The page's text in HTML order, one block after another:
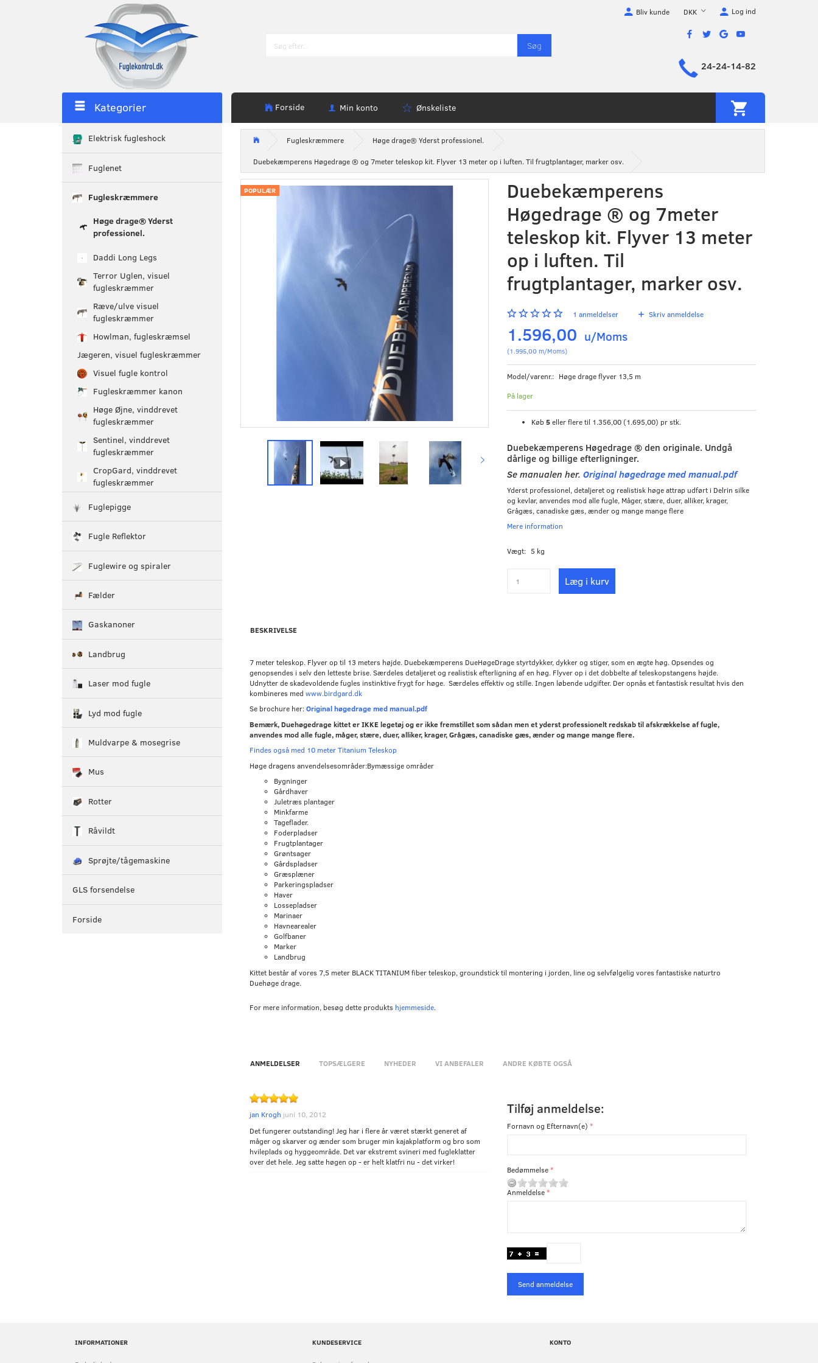
Søg
Log ind
DKK
Bliv kunde
24-24-14-82
Forside Min konto Ønskeliste
Kategorier
Elektrisk fugleshock
Fuglenet
Fugleskræmmere
Høge drage® Yderst
professionel.
Daddi Long Legs
Terror Uglen, visuel
fugleskræmmer
Ræve/ulve visuel
fugleskræmmer
Howlman, fugleskræmsel
Jægeren, visuel fugleskræmmer
Visuel fugle kontrol
Fugleskræmmer kanon
Høge Øjne, vinddrevet
fugleskræmmer
Sentinel, vinddrevet
fugleskræmmer
CropGard, vinddrevet
fugleskræmmer
Fuglepigge
Fugle Reflektor
Fuglewire og spiraler
Fælder
Gaskanoner
Landbrug
Laser mod fugle
Lyd mod fugle
Muldvarpe & mosegrise
Mus
Rotter
Råvildt
Sprøjte/tågemaskine
GLS forsendelse
Forside
Fugleskræmmere Høge drage® Yderst professionel.
Duebekæmperens Høgedrage ® og 7meter teleskop kit. Flyver 13 meter op i luften. Til frugtplantager, marker osv.
POPULÆR
Duebekæmperens
Høgedrage ® og 7meter
teleskop kit. Flyver 13 meter
op i luften. Til
frugtplantager, marker osv.
1 anmeldelser Skriv anmeldelse
1.596,00 u/Moms
(1.995,00 m/Moms)
Model/varenr.: Høge drage flyver 13,5 m
På lager
Køb5eller flere til 1.356,00 (1.695,00) pr stk.
Duebekæmperens Høgedrage ® den originale. Undgå
dårlige og billige efterligninger.
Se manualen her.Original høgedrage med manual.pdf
Yderst professionel, detaljeret og realistisk høge attrap udført i Delrin silke
og kevlar, anvendes mod alle fugle, Måger, stære, duer, alliker, krager,
Grågæs, canadiske gæs, ænder og mange mange flere
Mere information
Vægt: 5 kg
Læg i kurv
BESKRIVELSE
7 meter teleskop. Flyver op til 13 meters højde. Duebekæmperens DueHøgeDrage styrtdykker, dykker og stiger, som en ægte høg. Opsendes og
genopsendes i selv den letteste brise. Særdeles detaljeret og realistisk efterligning af en høg. Flyver op i det dobbelte af teleskopstangens højde.
Udnytter de skadevoldende fugles instinktive frygt for høge. Særdeles effektiv og stille. Ingen løbende udgifter. Der opnås et fantastisk resultat hvis den
kombineres med www.birdgard.dk
Se brochure her:Original høgedrage med manual.pdf
Bemærk, Duehøgedrage kittet er IKKE legetøj og er ikke fremstillet som sådan men et yderst professionelt redskab til afskrækkelse af fugle,
anvendes mod alle fugle, måger, stære, duer, alliker, krager, Grågæs, canadiske gæs, ænder og mange mange flere.
Findes også med 10 meter Titanium Teleskop
Høge dragens anvendelsesområder:Bymæssige områder
Bygninger
Gårdhaver
Juletræs plantager
Minkfarme
Tageflader.
Foderpladser
Frugtplantager
Grøntsager
Gårdspladser
Græsplæner
Parkeringspladser
Haver
Lossepladser
Marinaer
Havnearealer
Golfbaner
Marker
Landbrug
Kittet består af vores 7,5 meter BLACK TITANIUM fiber teleskop, groundstick til montering i jorden, line og selvfølgelig vores fantastiske naturtro
Duehøge drage.
For mere information, besøg dette produkts hjemmeside.
ANMELDELSER TOPSÆLGERE NYHEDER VI ANBEFALER ANDRE KØBTE OGSÅ
jan Krogh juni 10, 2012
Det fungerer outstanding! Jeg har i flere år været stærkt generet af
måger og skarver og ænder som bruger min kajakplatform og bro som
hvileplads og hyggeområde. Det var ekstremt svineri med fugleklatter
over det hele. Jeg satte høgen op - er helt klatfri nu - det virker!
Tilføj anmeldelse:
Fornavn og Efternavn(e)
Bedømmelse
Anmeldelse
Send anmeldelse
INFORMATIONER KUNDESERVICE KONTO